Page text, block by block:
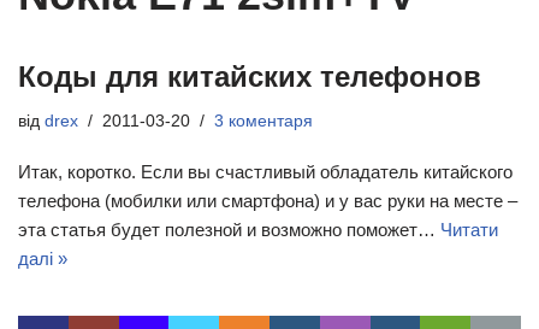
Коды для китайских телефонов
від drex 2011-03-20 3 коментаря
Итак, коротко. Если вы счастливый обладатель китайского
телефона (мобилки или смартфона) и у вас руки на месте –
эта статья будет полезной и возможно поможет… Читати
далі »